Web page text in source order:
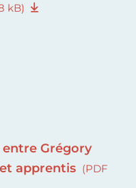
kB)
Grégory
apprentis (PDF